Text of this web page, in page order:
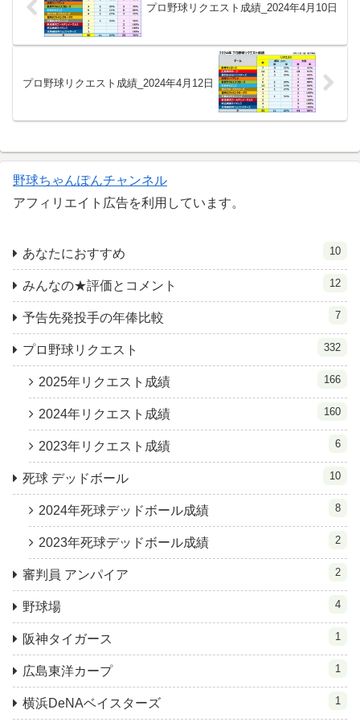
プロ野球リクエスト成績_2024年4月10日
プロ野球リクエスト成績_2024年4月12日
野球ちゃんぽんチャンネル
アフィリエイト広告を利用しています。
あなたにおすすめ 10
みんなの★評価とコメント 12
予告先発投手の年俸比較 7
プロ野球リクエスト 332
2025年リクエスト成績 166
2024年リクエスト成績 160
2023年リクエスト成績 6
死球 デッドボール 10
2024年死球デッドボール成績 8
2023年死球デッドボール成績 2
審判員 アンパイア 2
野球場 4
阪神タイガース 1
広島東洋カープ 1
横浜DeNAベイスターズ 1